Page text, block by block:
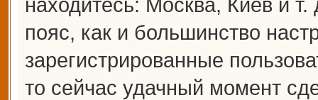
пояс, как и большинство
зарегистрированные
то сейчас удачный момент